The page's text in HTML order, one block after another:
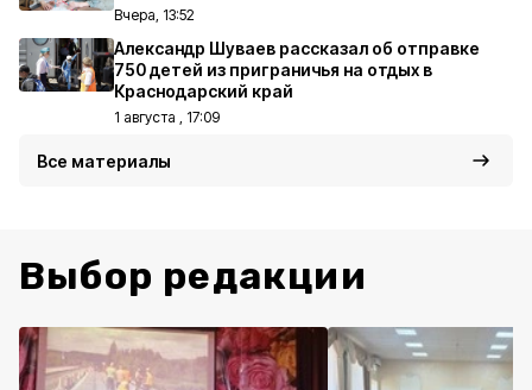
Вчера, 13:52
Александр Шуваев рассказал об отправке
750 детей из приграничья на отдых в
Краснодарский край
1 августа , 17:09
Все материалы
Выбор редакции